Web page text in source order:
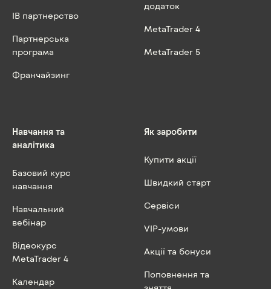
IB партнерство
Партнерська
програма
Франчайзинг
додаток
MetaTrader 4
MetaTrader 5
Навчання та
аналітика
Базовий курс
навчання
Навчальний
вебінар
Відеокурс
MetaTrader 4
Календар
Як заробити
Купити акції
Швидкий старт
Сервіси
VIP-умови
Акції та бонуси
Поповнення та